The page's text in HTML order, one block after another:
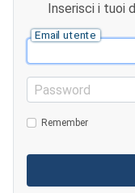
Inserisci i tuoi
Email utente
Password
Remember